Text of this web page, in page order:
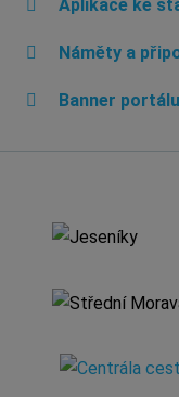
Aplikace ke
Náměty a
Banner portálu